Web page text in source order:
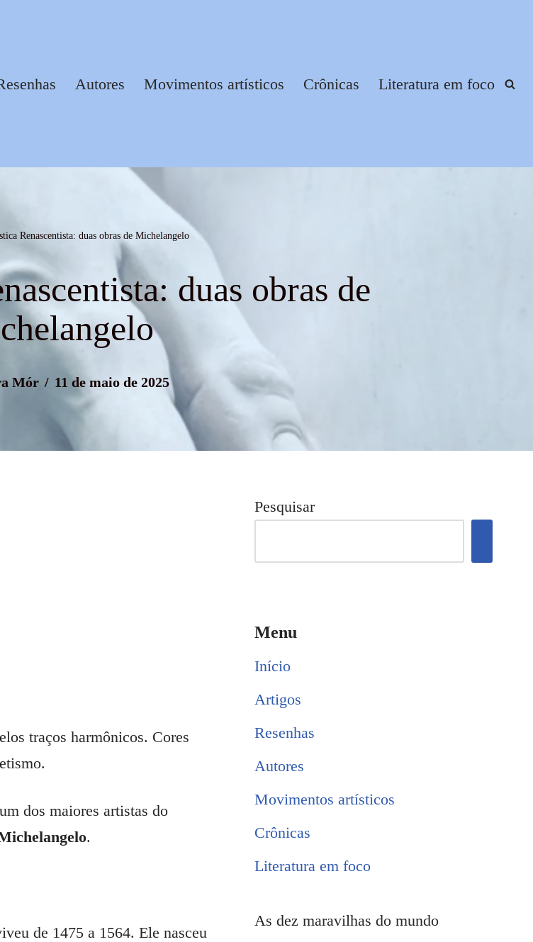
Autores Movimentos artísticos Crônicas Literatura em foco
Renascentista: duas obras de Michelangelo
duas obras de
Mór 11 de maio de 2025
traços harmônicos. Cores
dos maiores artistas do
.
de 1475 a 1564. Ele nasceu
Pesquisar
Menu
Início
Artigos
Resenhas
Autores
Movimentos artísticos
Crônicas
Literatura em foco
As dez maravilhas do mundo